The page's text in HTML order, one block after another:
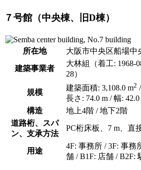
７号館（中央棟、旧D棟）
所在地 大阪市中央区船場中
建築事業者
大林組（着工: 1968-
28）
規模
建築面積: 3,108.0 m2
長さ: 74.0 m / 幅: 42.0
構造
地上4階 / 地下2階
道路桁、スパ
ン、支承方法
PC桁床板、7 m、直
用途
4F: 事務所 / 3F: 事務
舗 / B1F: 店舗 / B2F: